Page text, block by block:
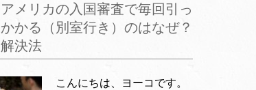
アメリカの入国審査で毎回引っ
かかる（別室行き）のはなぜ？
解決法
こんにちは、ヨーコです。